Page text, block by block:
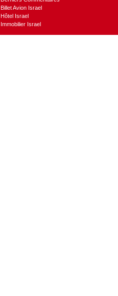
Billet Avion Israel
Hôtel Israel
Immobilier Israel